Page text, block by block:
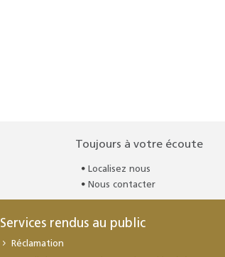
Toujours à votre écoute
Localisez nous
Nous contacter
Services rendus au public
Réclamation